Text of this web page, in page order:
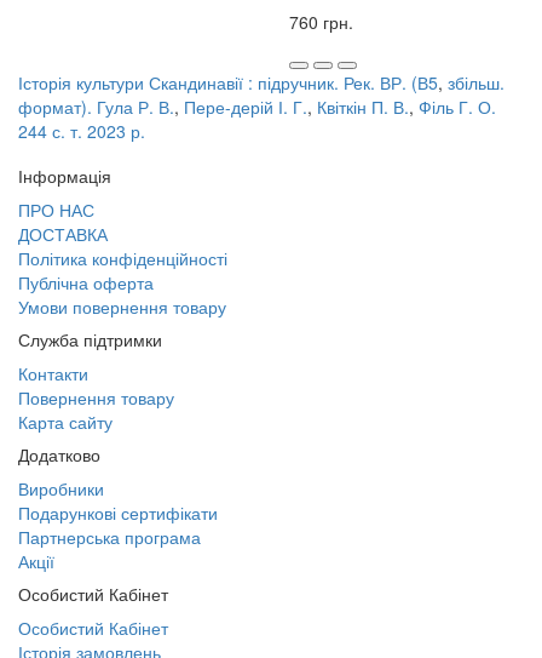
760 грн.
Історія культури Скандинавії : підручник. Рек. ВР. (В5, збільш.
формат). Гула Р. В., Пере-дерій І. Г., Квіткін П. В., Філь Г. О.
244 с. т. 2023 р.
Інформація
ПРО НАС
ДОСТАВКА
Політика конфіденційності
Публічна оферта
Умови повернення товару
Служба підтримки
Контакти
Повернення товару
Карта сайту
Додатково
Виробники
Подарункові сертифікати
Партнерська програма
Акції
Особистий Кабінет
Особистий Кабінет
Історія замовлень